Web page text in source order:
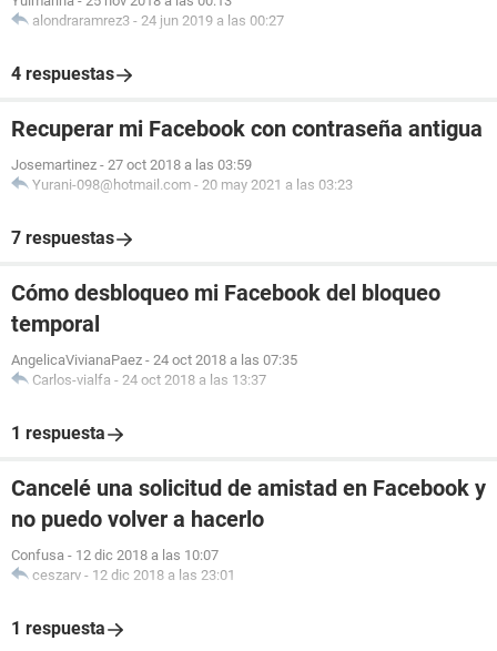
alondraramrez3 - 24 jun 2019 a las 00:27
4 respuestas
Recuperar mi Facebook con contraseña antigua
Josemartinez - 27 oct 2018 a las 03:59
Yurani-098@hotmail.com - 20 may 2021 a las 03:23
7 respuestas
Cómo desbloqueo mi Facebook del bloqueo
temporal
AngelicaVivianaPaez - 24 oct 2018 a las 07:35
Carlos-vialfa - 24 oct 2018 a las 13:37
1 respuesta
Cancelé una solicitud de amistad en Facebook y
no puedo volver a hacerlo
Confusa - 12 dic 2018 a las 10:07
ceszarv - 12 dic 2018 a las 23:01
1 respuesta